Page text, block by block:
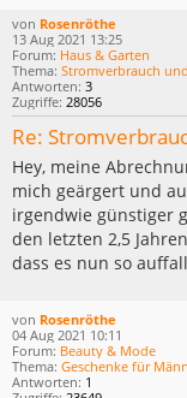
von Rosenröthe
13 Aug 2021 13:25
Forum: Haus & Garten
Thema: Stromverbrauch
Antworten: 3
Zugriffe: 28056
Re:
Hey, meine
mich geärgert und
irgendwie günstiger
den letzten 2,5
dass es nun so
von Rosenröthe
04 Aug 2021 10:11
Forum: Beauty & Mode
Thema: Geschenke für
Antworten: 1